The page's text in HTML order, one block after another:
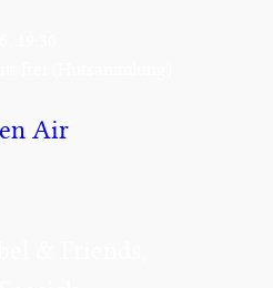
frei (Hutsammlung)
Air